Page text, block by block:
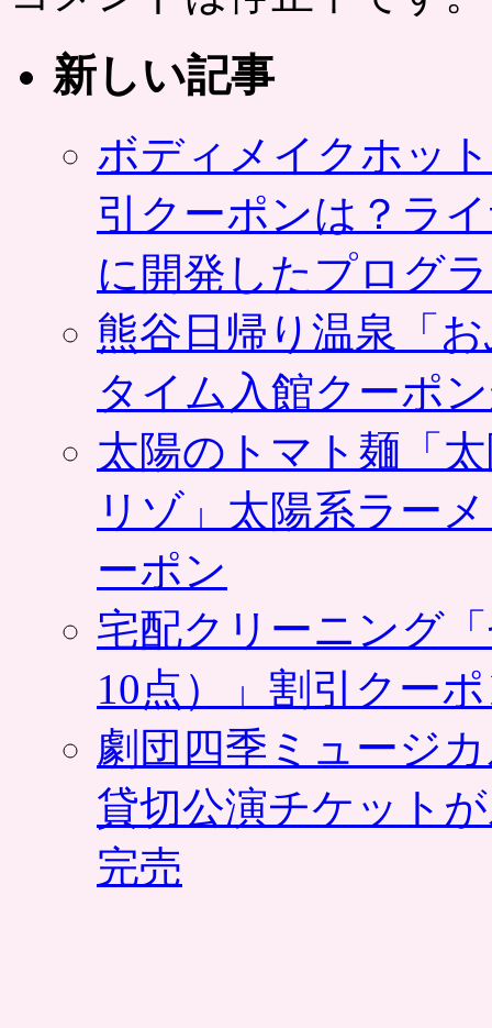
新しい記事
ボディメイクホッ
引クーポンは？ラ
に開発したプログ
熊谷日帰り温泉「
タイム入館クーポ
太陽のトマト麺「
リゾ」太陽系ラー
ーポン
宅配クリーニング
10点）」割引クー
劇団四季ミュージ
貸切公演チケット
完売